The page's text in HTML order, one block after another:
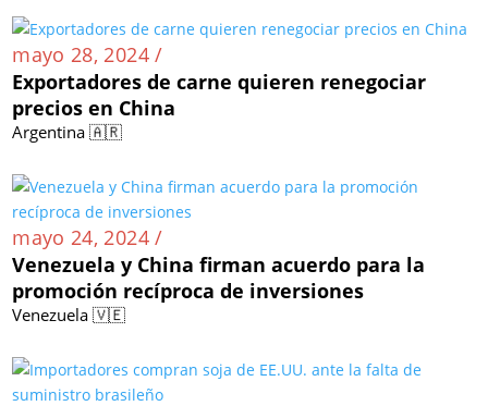
mayo 28, 2024 /
Exportadores de carne quieren renegociar
precios en China
Argentina 🇦🇷
mayo 24, 2024 /
Venezuela y China firman acuerdo para la
promoción recíproca de inversiones
Venezuela 🇻🇪